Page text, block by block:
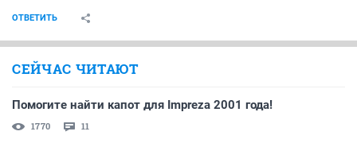
ОТВЕТИТЬ
СЕЙЧАС ЧИТАЮТ
Помогите найти капот для Impreza 2001 года!
1770 11